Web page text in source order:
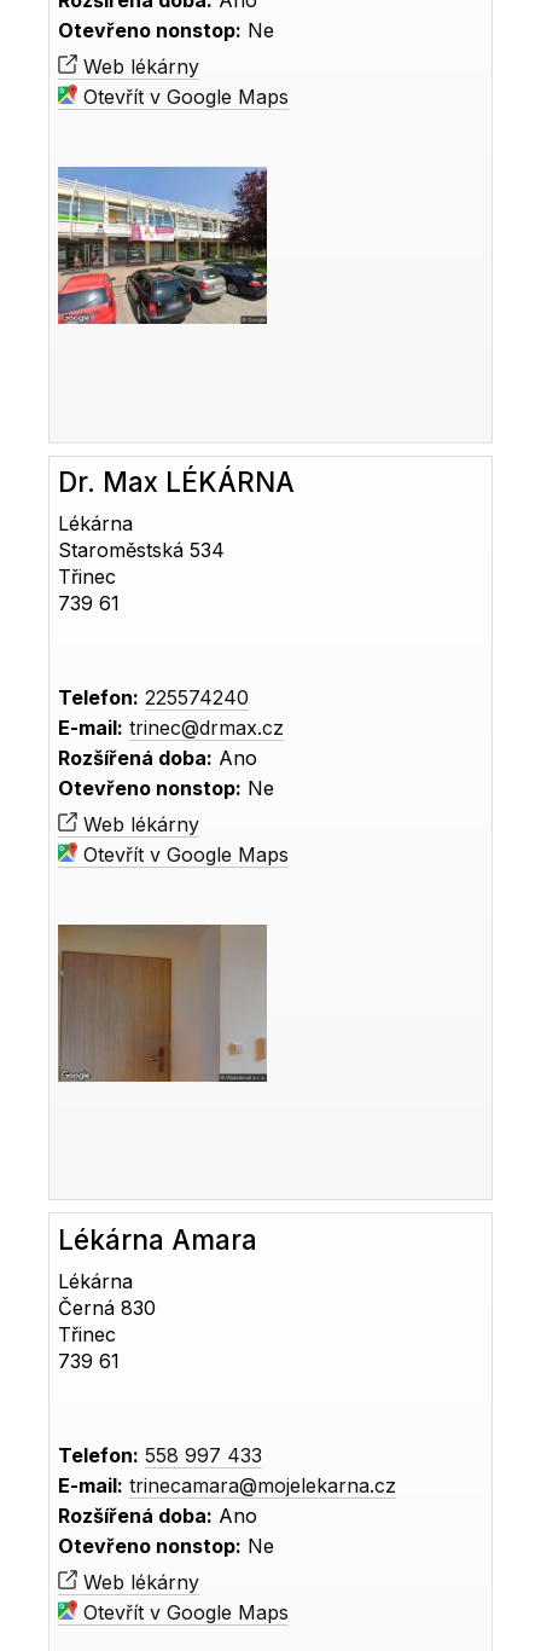
Otevřeno nonstop: Ne
Web lékárny
Otevřít v Google Maps
Dr. Max LÉKÁRNA
Lékárna
Staroměstská 534
Třinec
739 61
Telefon: 225574240
E-mail: trinec@drmax.cz
Rozšířená doba: Ano
Otevřeno nonstop: Ne
Web lékárny
Otevřít v Google Maps
Lékárna Amara
Lékárna
Černá 830
Třinec
739 61
Telefon: 558 997 433
E-mail: trinecamara@mojelekarna.cz
Rozšířená doba: Ano
Otevřeno nonstop: Ne
Web lékárny
Otevřít v Google Maps